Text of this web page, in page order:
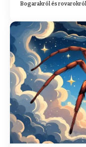
Bogarakról és